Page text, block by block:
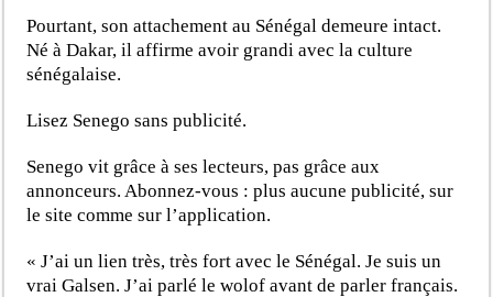
Pourtant, son attachement au Sénégal demeure intact.
Né à Dakar, il affirme avoir grandi avec la culture
sénégalaise.
Lisez Senego sans publicité.
Senego vit grâce à ses lecteurs, pas grâce aux
annonceurs. Abonnez-vous : plus aucune publicité, sur
le site comme sur l’application.
« J’ai un lien très, très fort avec le Sénégal. Je suis un
vrai Galsen. J’ai parlé le wolof avant de parler français.